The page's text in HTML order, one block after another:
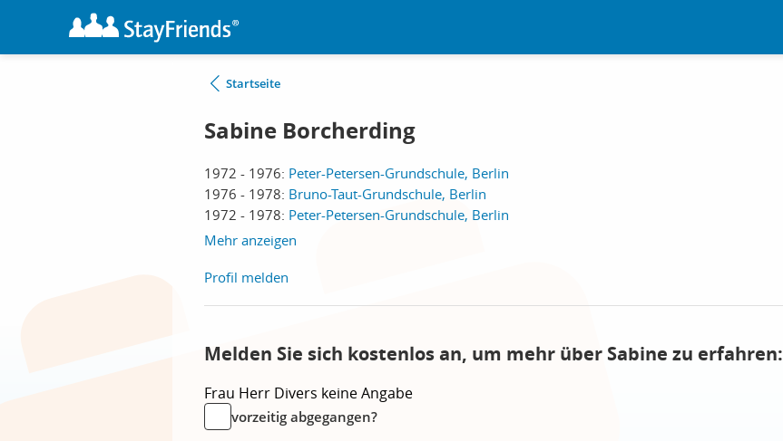
Startseite
Sabine Borcherding
1972 - 1976: Peter-Petersen-Grundschule, Berlin
1976 - 1978: Bruno-Taut-Grundschule, Berlin
1972 - 1978: Peter-Petersen-Grundschule, Berlin
Mehr anzeigen
Profil melden
Melden Sie sich kostenlos an, um mehr über Sabine zu erfahren:
Frau Herr Divers keine Angabe
vorzeitig abgegangen?